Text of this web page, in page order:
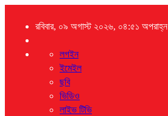
রবিবার, ০৯ অগাস্ট ২০২৬, ০৪:৫১ অপরাহ্ন
লগইন
ইমেইল
ছবি
ভিডিও
লাইভ টিভি